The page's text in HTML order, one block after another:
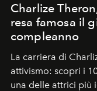
Charlize
resa famosa il
compleanno
La carriera di
attivismo: scopri i
una delle attrici più